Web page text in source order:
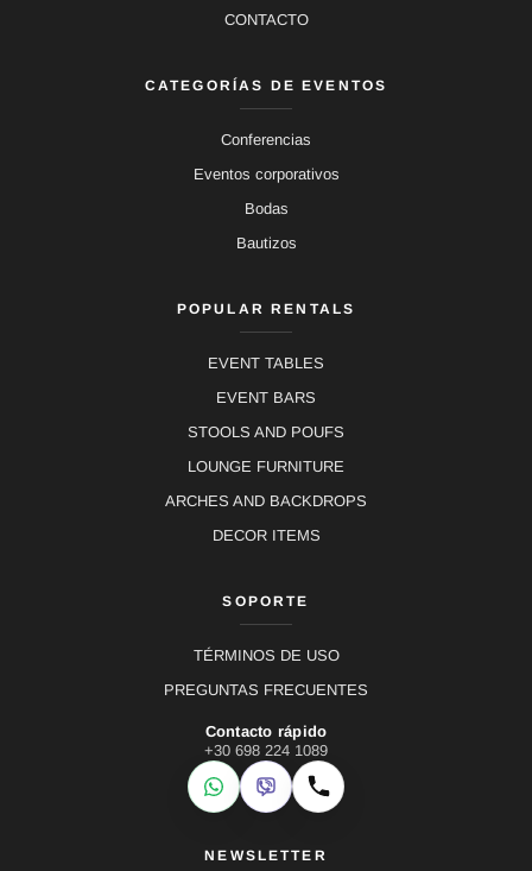
CONTACTO
CATEGORÍAS DE EVENTOS
Conferencias
Eventos corporativos
Bodas
Bautizos
POPULAR RENTALS
EVENT TABLES
EVENT BARS
STOOLS AND POUFS
LOUNGE FURNITURE
ARCHES AND BACKDROPS
DECOR ITEMS
SOPORTE
TÉRMINOS DE USO
PREGUNTAS FRECUENTES
Contacto rápido
+30 698 224 1089
WhatsApp
Viber Llamar
NEWSLETTER